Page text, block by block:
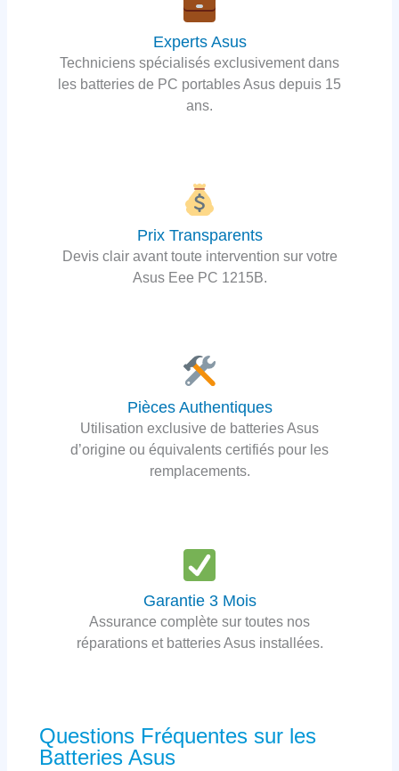
Experts Asus
Techniciens spécialisés exclusivement dans
les batteries de PC portables Asus depuis 15
ans.
Prix Transparents
Devis clair avant toute intervention sur votre
Asus Eee PC 1215B.
Pièces Authentiques
Utilisation exclusive de batteries Asus
d’origine ou équivalents certifiés pour les
remplacements.
Garantie 3 Mois
Assurance complète sur toutes nos
réparations et batteries Asus installées.
Questions Fréquentes sur les
Batteries Asus